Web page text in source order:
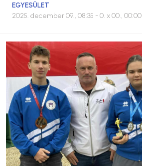
EGYESÜLET
2025. december 09., 08:35 - 0. x 00., 00:00